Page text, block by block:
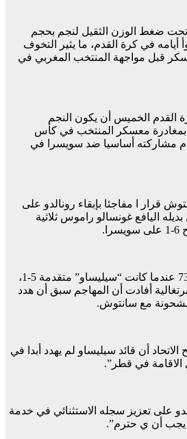
تحت ضغط الوزن الثقيل لنجم بحجم
أيامه في كرة القدم، ما يثير التخوف
قبل مواجهة المنتخب المغربي في
القدم الخميس أن يكون النجم
بمغادرة معسكر المنتخب في كأس
قطر، لعدم مشاركته أساسيا ضد سويسرا في
قرار ا مفاجئا بإبقاء رونالدو على
بديله اليافع غونسالو راموس ثلاثية
دخل رونالدو في الدقيقة 73 عندما كانت “سيليساو” متقدمة 5-1،
أفادت أن المهاجم سبق أن هدد
مشحونة مع سانتوش.
أن قائد سيليساو لم يهدد أبدا في
الاقامة في قطر”.
على تعزيز سجله الاستثنائي في خدمة
يجب أن ي حترم”.